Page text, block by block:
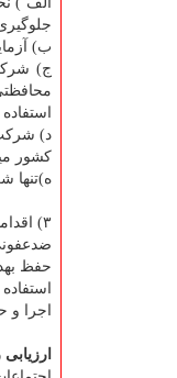
ب)
ج)
د)
کشور
ه)تنها
۳) اقدامات احتیاطی و مسافرت (از جمله
حفظ
اجرا